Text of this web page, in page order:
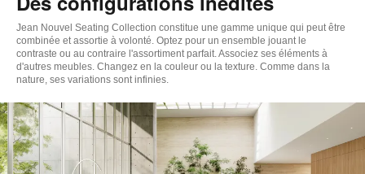
Jean Nouvel Seating Collection constitue une gamme unique qui peut être
combinée et assortie à volonté. Optez pour un ensemble jouant le
contraste ou au contraire l'assortiment parfait. Associez ses éléments à
d'autres meubles. Changez en la couleur ou la texture. Comme dans la
nature, ses variations sont infinies.